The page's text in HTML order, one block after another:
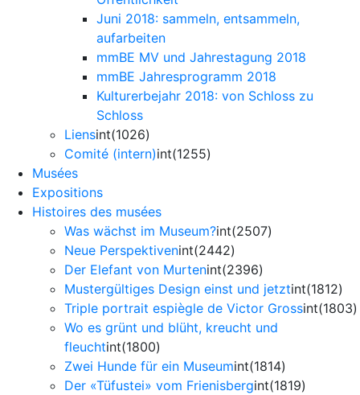
Juni 2018: sammeln, entsammeln,
aufarbeiten
mmBE MV und Jahrestagung 2018
mmBE Jahresprogramm 2018
Kulturerbejahr 2018: von Schloss zu
Schloss
Liensint(1026)
Comité (intern)int(1255)
Musées
Expositions
Histoires des musées
Was wächst im Museum?int(2507)
Neue Perspektivenint(2442)
Der Elefant von Murtenint(2396)
Mustergültiges Design einst und jetztint(1812)
Triple portrait espiègle de Victor Grossint(1803)
Wo es grünt und blüht, kreucht und
fleuchtint(1800)
Zwei Hunde für ein Museumint(1814)
Der «Tüfustei» vom Frienisbergint(1819)